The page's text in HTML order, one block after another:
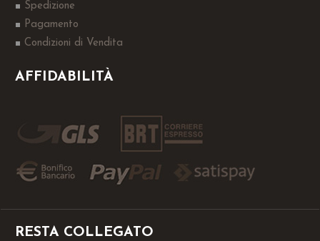
Spedizione
Pagamento
Condizioni di Vendita
AFFIDABILITÀ
RESTA COLLEGATO